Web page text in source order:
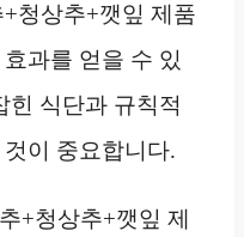
청상추+깻잎 제품
과를 얻을 수 있
힌 식단과 규칙적
이 중요합니다.
+청상추+깻잎 제